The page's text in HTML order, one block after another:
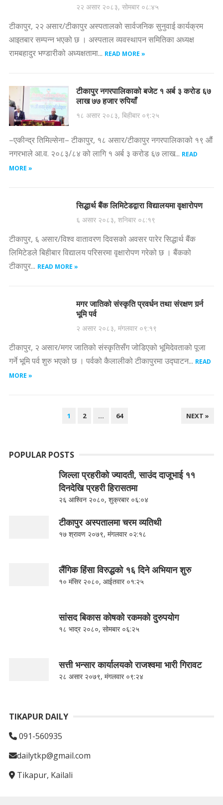
२२ असार २०८३, सोमबार ०८:४५
टीकापुर, २२ असार/टीकापुर अस्पतालको सार्वजनिक सुनुवाई कार्यक्रम
आइतबार सम्पन्न भएको छ । अस्पताल व्यवस्थापन समितिका अध्यक्ष
रामबहादुर भण्डारीको अध्यक्षतामा... READ MORE »
टीकापुर नगरपालिकाको बजेट १ अर्ब ३ करोड ६७
लाख ७७ हजार रुपियाँ
१८ असार २०८३, बिहीबार ०९:२५
–एकीन्द्र तिमिल्सेना– टीकापुर, १८ असार/टीकापुर नगरपालिकाको १९ औं
नगरभाले आ.व. २०८३/८४ को लागि १ अर्ब ३ करोड ६७ लाख... READ
MORE »
सिद्धार्थ बैंक लिमिटेडद्वारा विद्यालयमा वृक्षारोपण
६ असार २०८३, शनिबार ०८:१९
टीकापुर, ६ असार/विश्व वातावरण दिवसको अवसर पारेर सिद्धार्थ बैंक
लिमिटेडले बिहीबार विद्यालय परिसरमा वृक्षारोपण गरेको छ । बैंकको
टीकापुर... READ MORE »
मगर जातिको संस्कृति प्रवर्धन तथा संरक्षण गर्र्न
भूमि पर्व
२ असार २०८३, मंगलवार ०९:१९
टीकापुर, २ असार/मगर जातिको संस्कृतिसँग जोडिएको भूमिदेवताको पूजा
गर्ने भूमि पर्व शुरु भएको छ । पर्वको कैलालीको टीकापुरमा उद्घाटन... READ
MORE »
1 2 … 64 NEXT »
POPULAR POSTS
जिल्ला प्रहरीको ज्यादती, साउंद दाजूभाई ११
दिनदेखि प्रहरी हिरासतमा
२६ आश्विन २०८०, शुक्रबार ०६:०४
टीकापुर अस्पतालमा चरम व्यतिथी
१७ श्रावण २०७९, मंगलवार ०२:१८
लैंगिक हिंसा विरुद्धको १६ दिने अभियान शुरु
१० मंसिर २०८०, आईतवार ०१:२५
सांसद बिकास कोषको रकमको दुरुपयोग
१८ भाद्र २०८०, सोमबार ०६:२५
सत्ती भन्सार कार्यालयको राजश्वमा भारी गिरावट
२८ असार २०७९, मंगलवार ०९:२४
TIKAPUR DAILY
091-560935
dailytkp@gmail.com
Tikapur, Kailali